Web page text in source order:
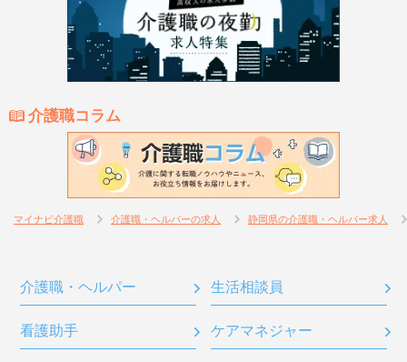
介護職コラム
マイナビ介護職 介護職・ヘルパーの求人 静岡県の介護職・ヘルパー求人
介護職・ヘルパー 生活相談員
看護助手 ケアマネジャー